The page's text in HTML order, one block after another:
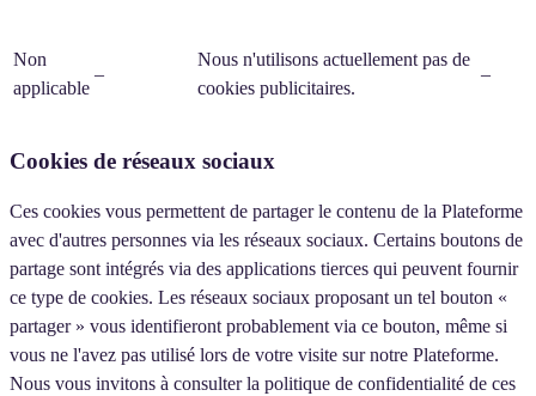
Non
applicable
–
Nous n'utilisons actuellement pas de
cookies publicitaires.
–
Cookies de réseaux sociaux
Ces cookies vous permettent de partager le contenu de la Plateforme
avec d'autres personnes via les réseaux sociaux. Certains boutons de
partage sont intégrés via des applications tierces qui peuvent fournir
ce type de cookies. Les réseaux sociaux proposant un tel bouton «
partager » vous identifieront probablement via ce bouton, même si
vous ne l'avez pas utilisé lors de votre visite sur notre Plateforme.
Nous vous invitons à consulter la politique de confidentialité de ces